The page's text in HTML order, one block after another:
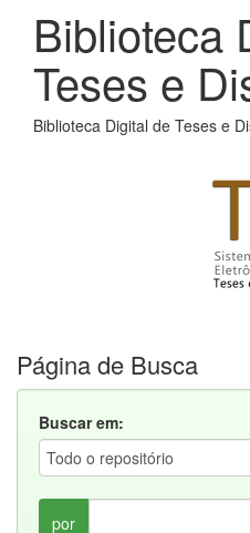
Biblioteca
Teses e
Biblioteca Digital de Teses e
Página de Busca
Buscar em:
por